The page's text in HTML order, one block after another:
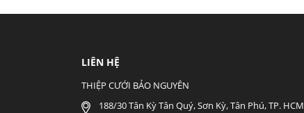
LIÊN HỆ
THIỆP CƯỚI BẢO NGUYÊN
188/30 Tân Kỳ Tân Quý, Sơn Kỳ, Tân Phú, TP. HCM